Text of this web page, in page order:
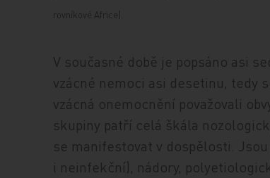
rovníkové Africe).
V současné době je popsáno asi
vzácné nemoci asi desetinu, tedy
vzácná onemocnění považovali
skupiny patří celá škála
se manifestovat v dospělosti.
i neinfekční), nádory,